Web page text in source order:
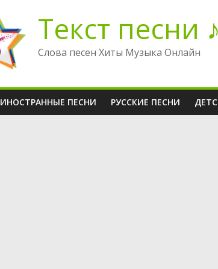
Текст песни ♪
Слова песен Хиты Музыка Онлайн
ИНОСТРАННЫЕ ПЕСНИ РУССКИЕ ПЕСНИ